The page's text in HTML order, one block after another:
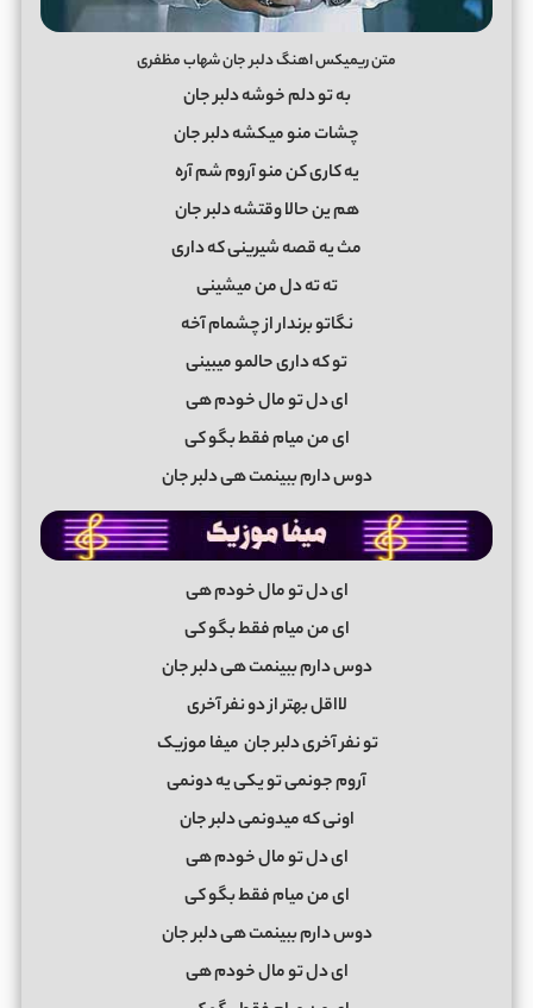
متن ریمیکس اهنگ دلبر جان شهاب مظفری
به تو دلم خوشه دلبر جان
چشات منو میکشه دلبر جان
یه کاری کن منو آروم شم آره
هم ین حالا وقتشه دلبر جان
مث یه قصه شیرینی که داری
ته ته دل من میشینی
نگاتو برندار از چشمام آخه
تو که داری حالمو میبینی
ای دل تو مال خودم هی
ای من میام فقط بگو کی
دوس دارم ببینمت هی دلبر جان
ای دل تو مال خودم هی
ای من میام فقط بگو کی
دوس دارم ببینمت هی دلبر جان
لااقل بهتر از دو نفر آخری
تو نفر آخری دلبر جان میفا موزیک
آروم جونمی تو یکی یه دونمی
اونی که میدونمی دلبر جان
ای دل تو مال خودم هی
ای من میام فقط بگو کی
دوس دارم ببینمت هی دلبر جان
ای دل تو مال خودم هی